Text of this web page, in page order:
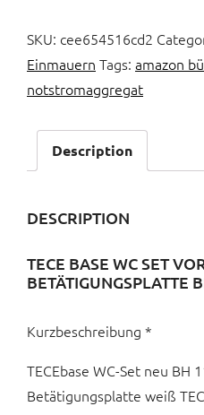
SKU: cee654516cd2
Einmauern Tags: amazon
notstromaggregat
Description
DESCRIPTION
TECE BASE WC SET
BETÄTIGUNGSPLATTE
Kurzbeschreibung *
TECEbase WC-Set neu BH
Betätigungsplatte weiß